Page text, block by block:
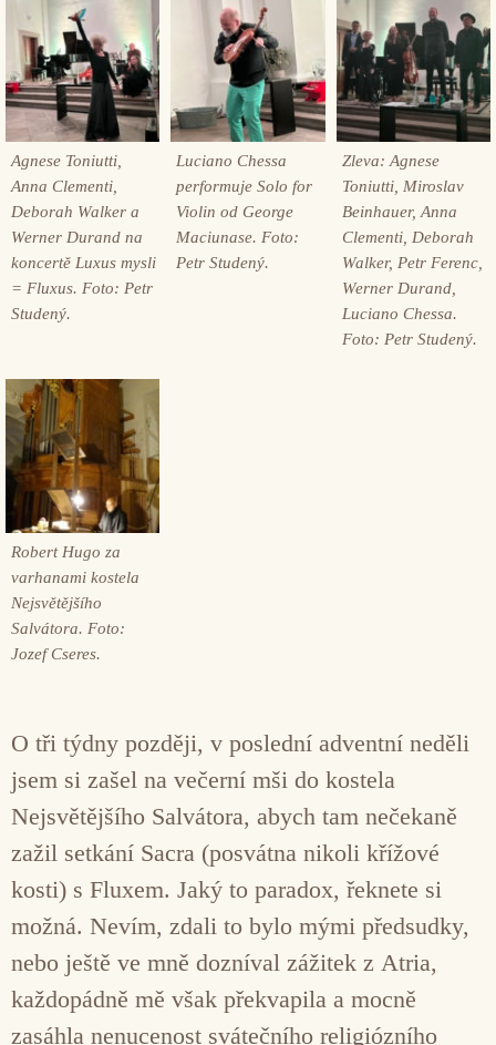
Agnese Toniutti,
Anna Clementi,
Deborah Walker a
Werner Durand na
koncertě Luxus mysli
= Fluxus. Foto: Petr
Studený.
Luciano Chessa
performuje Solo for
Violin od George
Maciunase. Foto:
Petr Studený.
Zleva: Agnese
Toniutti, Miroslav
Beinhauer, Anna
Clementi, Deborah
Walker, Petr Ferenc,
Werner Durand,
Luciano Chessa.
Foto: Petr Studený.
Robert Hugo za
varhanami kostela
Nejsvětějšího
Salvátora. Foto:
Jozef Cseres.
O tři týdny později, v poslední adventní neděli
jsem si zašel na večerní mši do kostela
Nejsvětějšího Salvátora, abych tam nečekaně
zažil setkání Sacra (posvátna nikoli křížové
kosti) s Fluxem. Jaký to paradox, řeknete si
možná. Nevím, zdali to bylo mými předsudky,
nebo ještě ve mně dozníval zážitek z Atria,
každopádně mě však překvapila a mocně
zasáhla nenucenost svátečního religiózního